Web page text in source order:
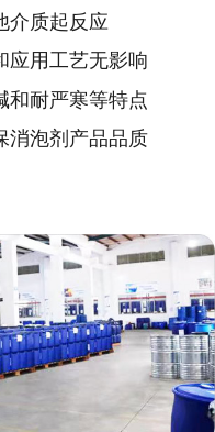
介质起反应
应用工艺无影响
和耐严寒等特点
消泡剂产品品质